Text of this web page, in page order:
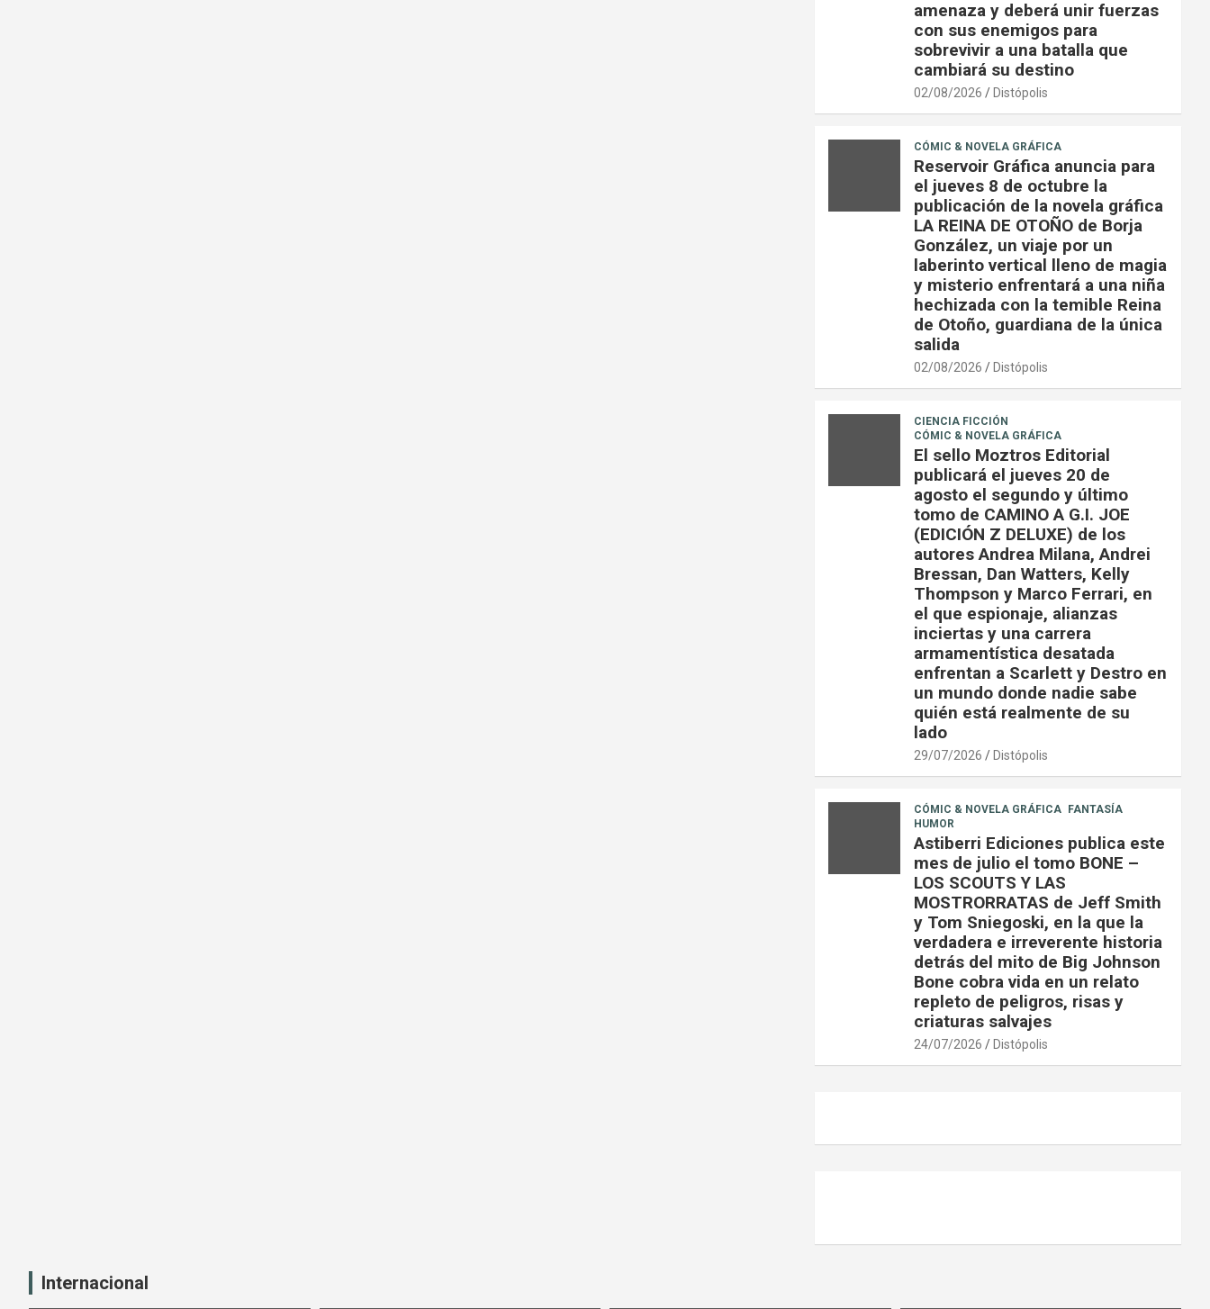
amenaza y deberá unir fuerzas
con sus enemigos para
sobrevivir a una batalla que
cambiará su destino
02/08/2026 Distópolis
CÓMIC & NOVELA GRÁFICA
Reservoir Gráfica anuncia para
el jueves 8 de octubre la
publicación de la novela gráfica
LA REINA DE OTOÑO de Borja
González, un viaje por un
laberinto vertical lleno de magia
y misterio enfrentará a una niña
hechizada con la temible Reina
de Otoño, guardiana de la única
salida
02/08/2026 Distópolis
CIENCIA FICCIÓN
CÓMIC & NOVELA GRÁFICA
El sello Moztros Editorial
publicará el jueves 20 de
agosto el segundo y último
tomo de CAMINO A G.I. JOE
(EDICIÓN Z DELUXE) de los
autores Andrea Milana, Andrei
Bressan, Dan Watters, Kelly
Thompson y Marco Ferrari, en
el que espionaje, alianzas
inciertas y una carrera
armamentística desatada
enfrentan a Scarlett y Destro en
un mundo donde nadie sabe
quién está realmente de su
lado
29/07/2026 Distópolis
CÓMIC & NOVELA GRÁFICA
FANTASÍA
HUMOR
Astiberri Ediciones publica este
mes de julio el tomo BONE –
LOS SCOUTS Y LAS
MOSTRORRATAS de Jeff Smith
y Tom Sniegoski, en la que la
verdadera e irreverente historia
detrás del mito de Big Johnson
Bone cobra vida en un relato
repleto de peligros, risas y
criaturas salvajes
24/07/2026 Distópolis
Internacional